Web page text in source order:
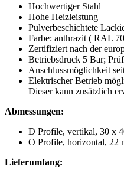
Hochwertiger Stahl
Hohe Heizleistung
Pulverbeschichtete
Farbe: anthrazit ( RAL
Zertifiziert nach der
Betriebsdruck 5 Bar;
Anschlussmöglichkeit
Elektrischer Betrieb
Dieser kann zusätzlich
Abmessungen:
D Profile, vertikal, 30 x
O Profile, horizontal, 22
Lieferumfang: